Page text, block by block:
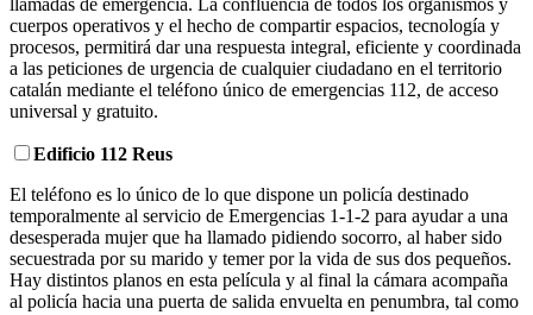
cuerpos operativos y el hecho de compartir espacios, tecnología y
procesos, permitirá dar una respuesta integral, eficiente y coordinada
a las peticiones de urgencia de cualquier ciudadano en el territorio
catalán mediante el teléfono único de emergencias 112, de acceso
universal y gratuito.
Edificio 112 Reus
El teléfono es lo único de lo que dispone un policía destinado
temporalmente al servicio de Emergencias 1-1-2 para ayudar a una
desesperada mujer que ha llamado pidiendo socorro, al haber sido
secuestrada por su marido y temer por la vida de sus dos pequeños.
Hay distintos planos en esta película y al final la cámara acompaña
al policía hacia una puerta de salida envuelta en penumbra, tal como